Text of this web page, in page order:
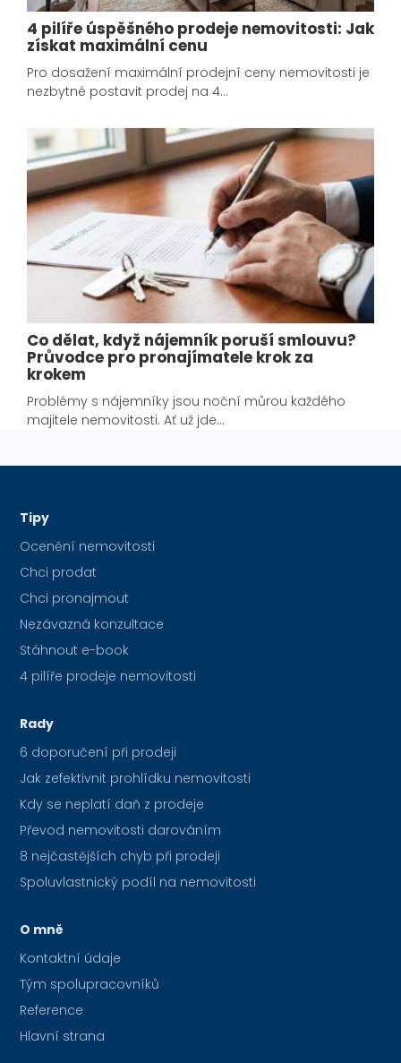
4 pilíře úspěšného prodeje nemovitosti: Jak
získat maximální cenu
Pro dosažení maximální prodejní ceny nemovitosti je
nezbytné postavit prodej na 4…
Co dělat, když nájemník poruší smlouvu?
Průvodce pro pronajímatele krok za
krokem
Problémy s nájemníky jsou noční můrou každého
majitele nemovitosti. Ať už jde…
Tipy
Ocenění nemovitosti
Chci prodat
Chci pronajmout
Nezávazná konzultace
Stáhnout e-book
4 pilíře prodeje nemovitosti
Rady
6 doporučení při prodeji
Jak zefektivnit prohlídku nemovitosti
Kdy se neplatí daň z prodeje
Převod nemovitosti darováním
8 nejčastějších chyb při prodeji
Spoluvlastnický podíl na nemovitosti
O mně
Kontaktní údaje
Tým spolupracovníků
Reference
Hlavní strana